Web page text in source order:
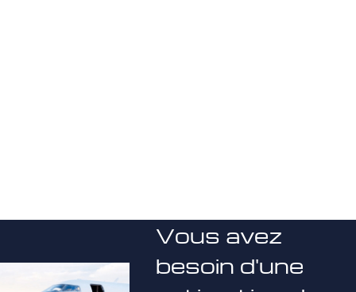
Vous avez
besoin d'une